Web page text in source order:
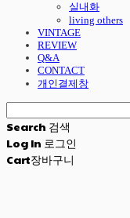
실내화
living others
VINTAGE
REVIEW
Q&A
CONTACT
개인결제창
Search 검색
Log In 로그인
Cart장바구니